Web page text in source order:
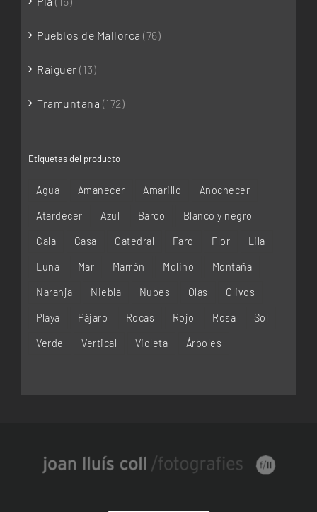
Pueblos de Mallorca (76)
Raiguer (13)
Tramuntana (172)
Etiquetas del producto
Agua Amanecer Amarillo Anochecer
Atardecer Azul Barco Blanco y negro
Cala Casa Catedral Faro Flor Lila
Luna Mar Marrón Molino Montaña
Naranja Niebla Nubes Olas Olivos
Playa Pájaro Rocas Rojo Rosa Sol
Verde Vertical Violeta Árboles